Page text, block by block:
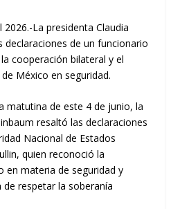
La presidenta Claudia
declaraciones de un funcionario
cooperación bilateral y el
México en seguridad.
matutina de este 4 de junio, la
resaltó las declaraciones
Nacional de Estados
quien reconoció la
en materia de seguridad y
respetar la soberanía